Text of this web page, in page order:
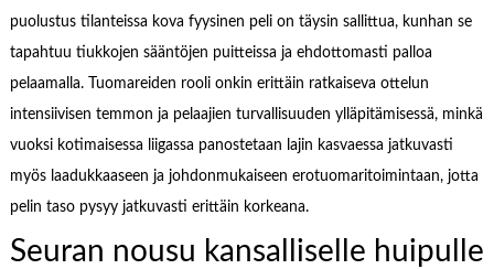
puolustus tilanteissa kova fyysinen peli on täysin sallittua, kunhan se
tapahtuu tiukkojen sääntöjen puitteissa ja ehdottomasti palloa
pelaamalla. Tuomareiden rooli onkin erittäin ratkaiseva ottelun
intensiivisen temmon ja pelaajien turvallisuuden ylläpitämisessä, minkä
vuoksi kotimaisessa liigassa panostetaan lajin kasvaessa jatkuvasti
myös laadukkaaseen ja johdonmukaiseen erotuomaritoimintaan, jotta
pelin taso pysyy jatkuvasti erittäin korkeana.
Seuran nousu kansalliselle huipulle